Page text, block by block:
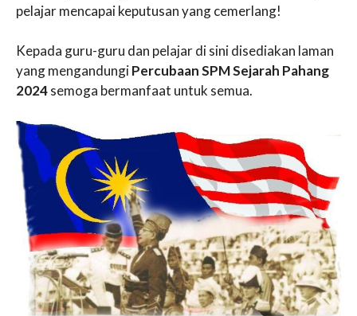
pelajar mencapai keputusan yang cemerlang!
Kepada guru-guru dan pelajar di sini disediakan laman
yang mengandungiPercubaan SPM Sejarah Pahang
2024semoga bermanfaat untuk semua.